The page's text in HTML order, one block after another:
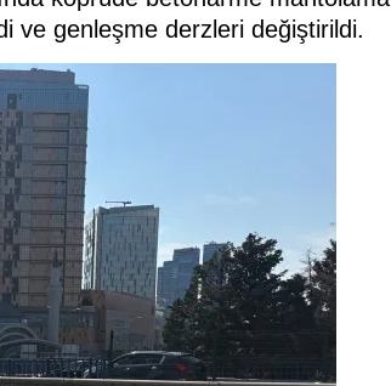
ve genleşme derzleri değiştirildi.